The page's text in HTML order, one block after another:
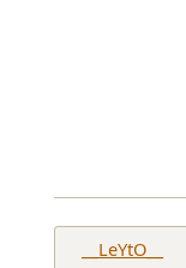
__LeYtO__